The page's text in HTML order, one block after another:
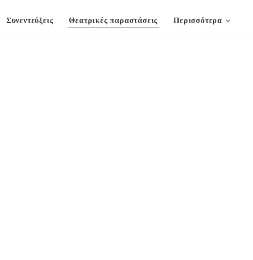
Συνεντεύξεις Θεατρικές παραστάσεις Περισσότερα